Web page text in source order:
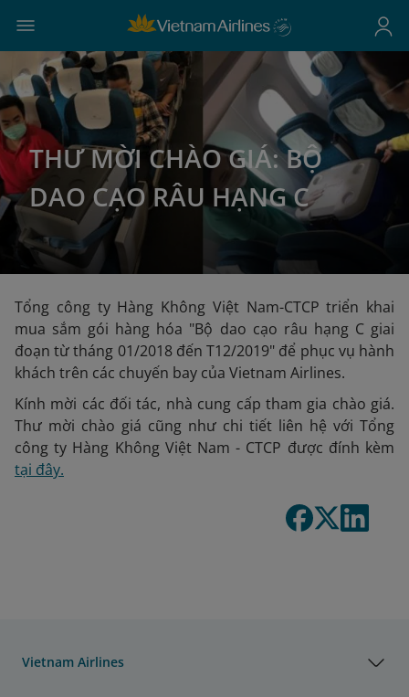
THƯ MỜI CHÀO GIÁ: BỘ
DAO CẠO RÂU HẠNG C
Tổng công ty Hàng Không Việt Nam-CTCP triển khai
mua sắm gói hàng hóa "Bộ dao cạo râu hạng C giai
đoạn từ tháng 01/2018 đến T12/2019" để phục vụ hành
khách trên các chuyến bay của Vietnam Airlines.
Kính mời các đối tác, nhà cung cấp tham gia chào giá.
Thư mời chào giá cũng như chi tiết liên hệ với Tổng
công ty Hàng Không Việt Nam - CTCP được đính kèm
tại đây.
Vietnam Airlines